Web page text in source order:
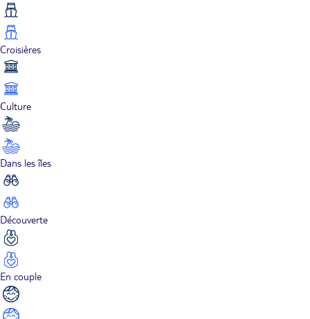
Croisières
Culture
Dans les îles
Découverte
En couple